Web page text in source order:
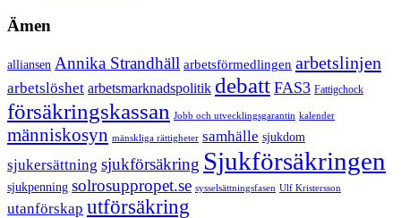
Ämen
alliansen Annika Strandhäll arbetsförmedlingen arbetslinjen
arbetslöshet arbetsmarknadspolitik debatt FAS3 Fattigchock
försäkringskassan Jobb och utvecklingsgarantin kalender
människosyn mänskliga rättigheter samhälle sjukdom
sjukersättning sjukförsäkring Sjukförsäkringen
sjukpenning solrosuppropet.se sysselsättningsfasen Ulf Kristersson
utanförskap utförsäkring